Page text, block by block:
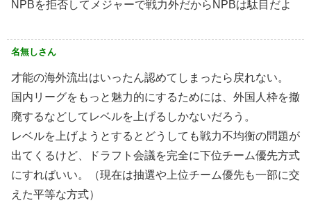
NPBを拒否してメジャーで戦力外だからNPBは駄目だよ
名無しさん
才能の海外流出はいったん認めてしまったら戻れない。
国内リーグをもっと魅力的にするためには、外国人枠を撤
廃するなどしてレベルを上げるしかないだろう。
レベルを上げようとするとどうしても戦力不均衡の問題が
出てくるけど、ドラフト会議を完全に下位チーム優先方式
にすればいい。（現在は抽選や上位チーム優先も一部に交
えた平等な方式）